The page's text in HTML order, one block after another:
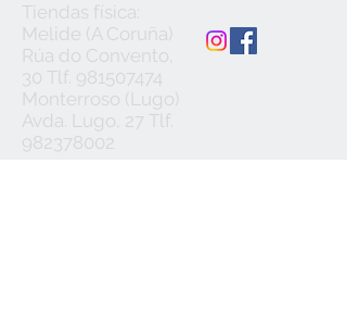
Tiendas física:
Melide (A Coruña)
Rúa do Convento,
30 Tlf. 981507474
Monterroso (Lugo)
Avda. Lugo, 27 Tlf.
982378002